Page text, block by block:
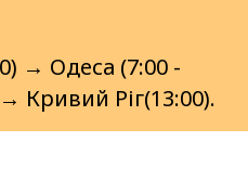
→ Одеса (7:00 -
Кривий Ріг(13:00).